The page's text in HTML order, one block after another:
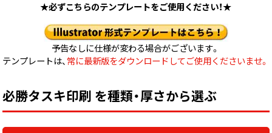
★必ずこちらのテンプレートをご使用ください！★
予告なしに仕様が変わる場合がございます。
テンプレートは、 常に最新版をダウンロードしてご使用くださいませ。
必勝タスキ印刷 を種類・厚さから選ぶ